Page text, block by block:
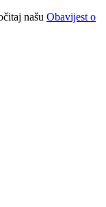
našu Obavijest o